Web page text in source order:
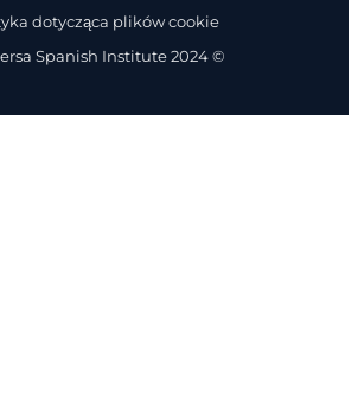
dotycząca plików cookie
Spanish Institute 2024 ©